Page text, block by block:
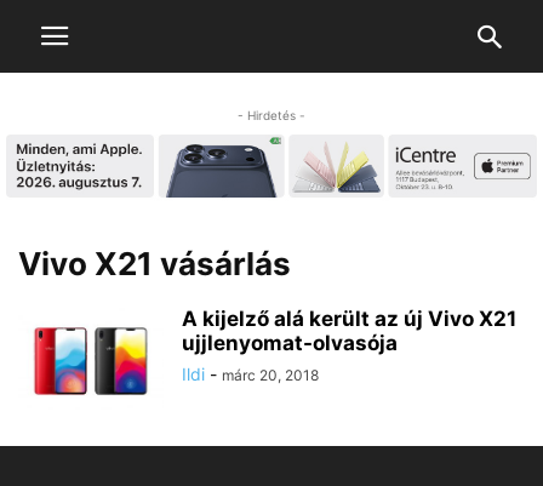
- Hirdetés -
Vivo X21 vásárlás
A kijelző alá került az új Vivo X21
ujjlenyomat-olvasója
Ildi - márc 20, 2018